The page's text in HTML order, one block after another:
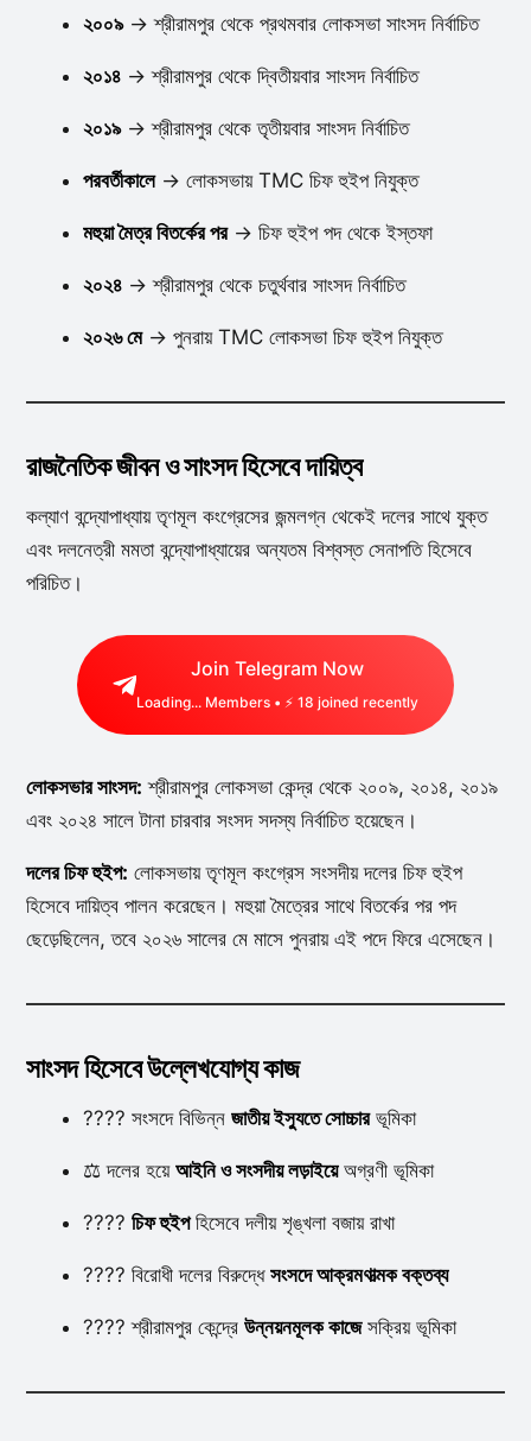
২০০৯→ শ্রীরামপুর থেকে প্রথমবার লোকসভা সাংসদ নির্বাচিত
২০১৪→ শ্রীরামপুর থেকে দ্বিতীয়বার সাংসদ নির্বাচিত
২০১৯→ শ্রীরামপুর থেকে তৃতীয়বার সাংসদ নির্বাচিত
পরবর্তীকালে→ লোকসভায় TMC চিফ হুইপ নিযুক্ত
মহুয়া মৈত্র বিতর্কের পর→ চিফ হুইপ পদ থেকে ইস্তফা
২০২৪→ শ্রীরামপুর থেকে চতুর্থবার সাংসদ নির্বাচিত
২০২৬ মে→ পুনরায় TMC লোকসভা চিফ হুইপ নিযুক্ত
রাজনৈতিক জীবন ও সাংসদ হিসেবে দায়িত্ব
কল্যাণ বন্দ্যোপাধ্যায় তৃণমূল কংগ্রেসের জন্মলগ্ন থেকেই দলের সাথে যুক্ত
এবং দলনেত্রী মমতা বন্দ্যোপাধ্যায়ের অন্যতম বিশ্বস্ত সেনাপতি হিসেবে
পরিচিত।
Join Telegram Now
Loading... Members • ⚡ 18 joined recently
লোকসভার সাংসদ: শ্রীরামপুর লোকসভা কেন্দ্র থেকে ২০০৯, ২০১৪, ২০১৯
এবং ২০২৪ সালে টানা চারবার সংসদ সদস্য নির্বাচিত হয়েছেন।
দলের চিফ হুইপ: লোকসভায় তৃণমূল কংগ্রেস সংসদীয় দলের চিফ হুইপ
হিসেবে দায়িত্ব পালন করেছেন। মহুয়া মৈত্রের সাথে বিতর্কের পর পদ
ছেড়েছিলেন, তবে ২০২৬ সালের মে মাসে পুনরায় এই পদে ফিরে এসেছেন।
সাংসদ হিসেবে উল্লেখযোগ্য কাজ
????️ সংসদে বিভিন্ন জাতীয় ইস্যুতে সোচ্চারভূমিকা
⚖️ দলের হয়ে আইনি ও সংসদীয় লড়াইয়েঅগ্রণী ভূমিকা
????️ চিফ হুইপহিসেবে দলীয় শৃঙ্খলা বজায় রাখা
???? বিরোধী দলের বিরুদ্ধে সংসদে আক্রমণাত্মক বক্তব্য
???? শ্রীরামপুর কেন্দ্রে উন্নয়নমূলক কাজেসক্রিয় ভূমিকা